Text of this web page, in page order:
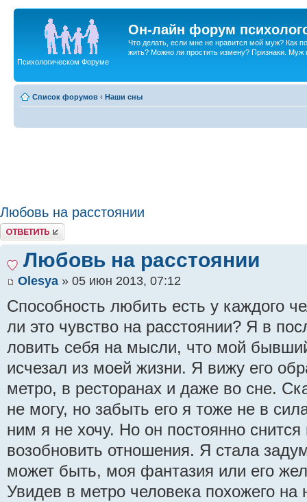
Он-лайн форум
Что делать, если мне не нравится мой муж? Как
жить? Можно ли простить измену? Признаки. Муж
Психологическом Форуме
Список форумов ‹ Наши сны
Любовь на расстоянии
Ответить
Любовь на расстоянии
Olesya » 05 июн 2013, 07:12
Способность любить есть у каждого
ли это чувство на расстоянии? Я в
ловить себя на мысли, что мой
исчезал из моей жизни. Я вижу его
метро, в ресторанах и даже во сне.
не могу, но забыть его я тоже не в
ним я не хочу. Но он постоянно снится
возобновить отношения. Я стала
может быть, моя фантазия или его
Увидев в метро человека похожего на